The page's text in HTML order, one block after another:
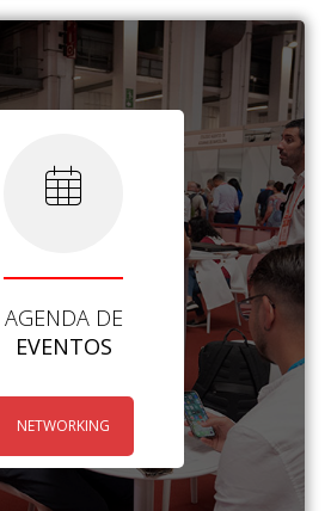
AGENDA DE
EVENTOS
NETWORKING